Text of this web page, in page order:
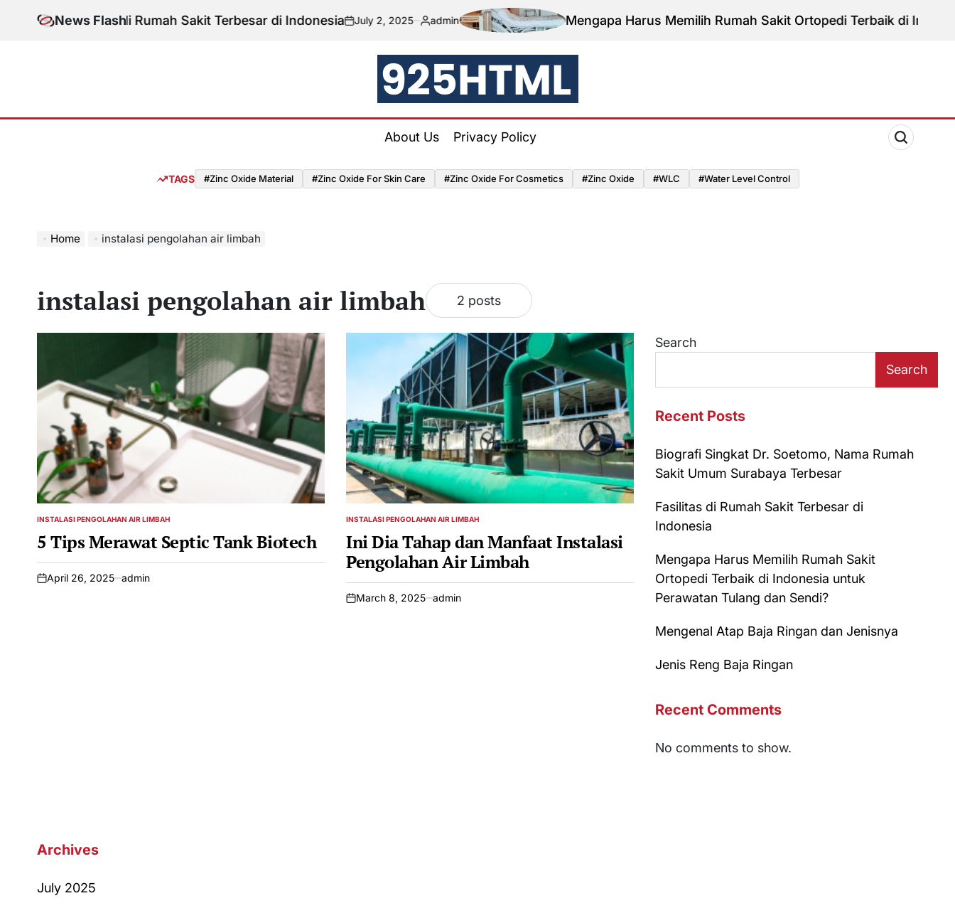
News Flash
Fasilitas di Rumah Sakit Terbesar di Indonesiaon
July 2, 2025
Posted
admin Mengapa Harus Memilih Rumah Sakit Ortopedi Terbaik di Indonesia
About Us
Privacy Policy
TAGS #Zinc Oxide Material #Zinc Oxide For Skin Care #Zinc Oxide For Cosmetics #Zinc Oxide #WLC #water Level Control
Home instalasi pengolahan air limbah
instalasi pengolahan air limbah 2 posts
POSTED
INSTALASI PENGOLAHAN AIR LIMBAH
5 Tips Merawat Septic Tank Biotech
on
April 26, 2025 admin
POSTED
INSTALASI PENGOLAHAN AIR LIMBAH
Ini Dia Tahap dan Manfaat Instalasi
Pengolahan Air Limbah
on
March 8, 2025 admin
Search
Search
Recent Posts
Biografi Singkat Dr. Soetomo, Nama Rumah
Sakit Umum Surabaya Terbesar
Fasilitas di Rumah Sakit Terbesar di
Indonesia
Mengapa Harus Memilih Rumah Sakit
Ortopedi Terbaik di Indonesia untuk
Perawatan Tulang dan Sendi?
Mengenal Atap Baja Ringan dan Jenisnya
Jenis Reng Baja Ringan
Recent Comments
No comments to show.
Archives
July 2025